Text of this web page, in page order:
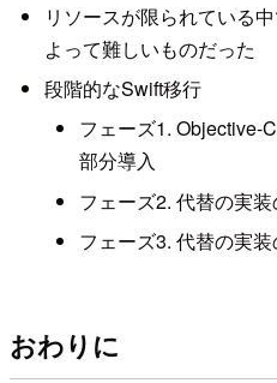
リソースが限られている
よって難しいものだった
段階的なSwift移行
フェーズ1. Objective-
部分導入
フェーズ2. 代替の実
フェーズ3. 代替の実
おわりに